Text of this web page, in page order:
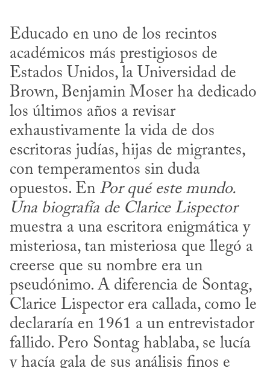
Educado en uno de los recintos
académicos más prestigiosos de
Estados Unidos, la Universidad de
Brown, Benjamin Moser ha dedicado
los últimos años a revisar
exhaustivamente la vida de dos
escritoras judías, hijas de migrantes,
con temperamentos sin duda
opuestos. En Por qué este mundo.
Una biografía de Clarice Lispector
muestra a una escritora enigmática y
misteriosa, tan misteriosa que llegó a
creerse que su nombre era un
pseudónimo. A diferencia de Sontag,
Clarice Lispector era callada, como le
declararía en 1961 a un entrevistador
fallido. Pero Sontag hablaba, se lucía
y hacía gala de sus análisis finos e